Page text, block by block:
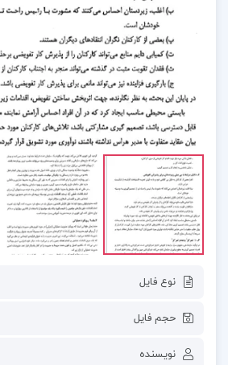
نوع فایل
حجم فایل
نویسنده